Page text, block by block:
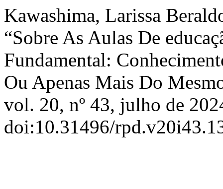
Kawashima, Larissa
“Sobre As Aulas De
Fundamental:
Ou Apenas Mais Do
vol. 20, nº 43, julho de
doi:10.31496/